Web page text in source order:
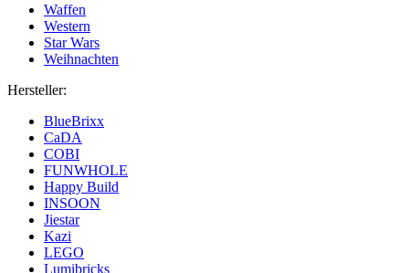
Waffen
Western
Star Wars
Weihnachten
Hersteller:
BlueBrixx
CaDA
COBI
FUNWHOLE
Happy Build
INSOON
Jiestar
Kazi
LEGO
Lumibricks